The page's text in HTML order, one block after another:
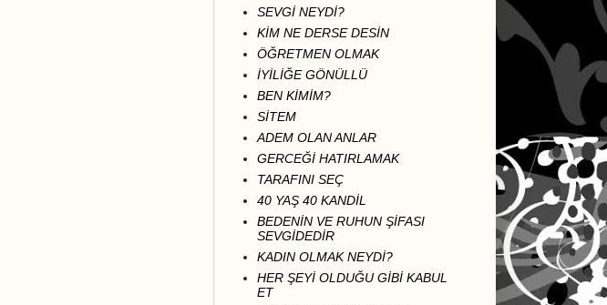
SEVGİ NEYDİ?
KİM NE DERSE DESİN
ÖĞRETMEN OLMAK
İYİLİĞE GÖNÜLLÜ
BEN KİMİM?
SİTEM
ADEM OLAN ANLAR
GERCEĞİ HATIRLAMAK
TARAFINI SEÇ
40 YAŞ 40 KANDİL
BEDENİN VE RUHUN ŞİFASI
SEVGİDEDİR
KADIN OLMAK NEYDİ?
HER ŞEYİ OLDUĞU GİBİ KABUL
ET